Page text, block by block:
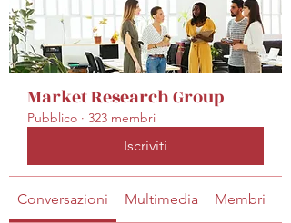
Market Research Group
Pubblico · 323 membri
Iscriviti
Conversazioni Multimedia Membri